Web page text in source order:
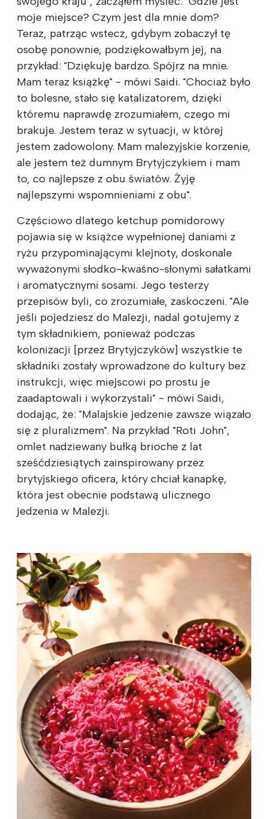
moje miejsce? Czym jest dla mnie dom?
Teraz, patrząc wstecz, gdybym zobaczył tę
osobę ponownie, podziękowałbym jej, na
przykład: "Dziękuję bardzo. Spójrz na mnie.
Mam teraz książkę" - mówi Saidi. "Chociaż było
to bolesne, stało się katalizatorem, dzięki
któremu naprawdę zrozumiałem, czego mi
brakuje. Jestem teraz w sytuacji, w której
jestem zadowolony. Mam malezyjskie korzenie,
ale jestem też dumnym Brytyjczykiem i mam
to, co najlepsze z obu światów. Żyję
najlepszymi wspomnieniami z obu".
Częściowo dlatego ketchup pomidorowy
pojawia się w książce wypełnionej daniami z
ryżu przypominającymi klejnoty, doskonale
wyważonymi słodko-kwaśno-słonymi sałatkami
i aromatycznymi sosami. Jego testerzy
przepisów byli, co zrozumiałe, zaskoczeni. "Ale
jeśli pojedziesz do Malezji, nadal gotujemy z
tym składnikiem, ponieważ podczas
kolonizacji [przez Brytyjczyków] wszystkie te
składniki zostały wprowadzone do kultury bez
instrukcji, więc miejscowi po prostu je
zaadaptowali i wykorzystali" - mówi Saidi,
dodając, że: "Malajskie jedzenie zawsze wiązało
się z pluralizmem". Na przykład "Roti John",
omlet nadziewany bułką brioche z lat
sześćdziesiątych zainspirowany przez
brytyjskiego oficera, który chciał kanapkę,
która jest obecnie podstawą ulicznego
jedzenia w Malezji.